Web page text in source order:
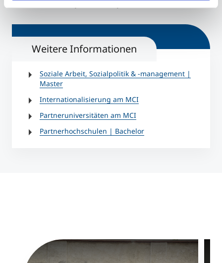
Weitere Informationen
Soziale Arbeit, Sozialpolitik & -management |
Master
Internationalisierung am MCI
Partneruniversitäten am MCI
Partnerhochschulen | Bachelor